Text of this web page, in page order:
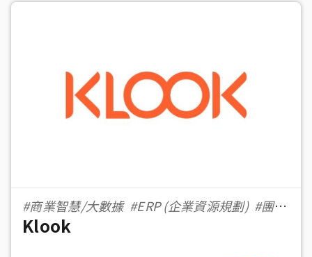
#商業智慧/大數據 #ERP (企業資源規劃) #團隊
協作工具
Klook